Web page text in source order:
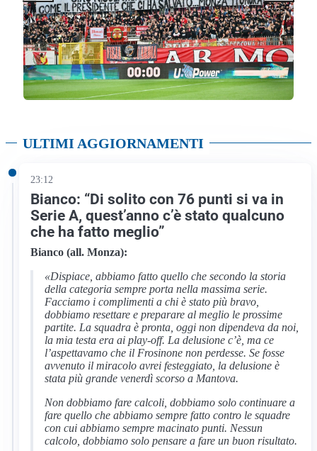
ULTIMI AGGIORNAMENTI
23:12
Bianco: “Di solito con 76 punti si va in
Serie A, quest’anno c’è stato qualcuno
che ha fatto meglio”
Bianco (all. Monza):
«Dispiace, abbiamo fatto quello che secondo la storia
della categoria sempre porta nella massima serie.
Facciamo i complimenti a chi è stato più bravo,
dobbiamo resettare e preparare al meglio le prossime
partite. La squadra è pronta, oggi non dipendeva da noi,
la mia testa era ai play-off. La delusione c’è, ma ce
l’aspettavamo che il Frosinone non perdesse. Se fosse
avvenuto il miracolo avrei festeggiato, la delusione è
stata più grande venerdì scorso a Mantova.
Non dobbiamo fare calcoli, dobbiamo solo continuare a
fare quello che abbiamo sempre fatto contro le squadre
con cui abbiamo sempre macinato punti. Nessun
calcolo, dobbiamo solo pensare a fare un buon risultato.